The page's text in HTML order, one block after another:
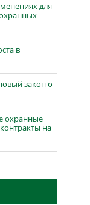
для
в
закон о
охранные
на